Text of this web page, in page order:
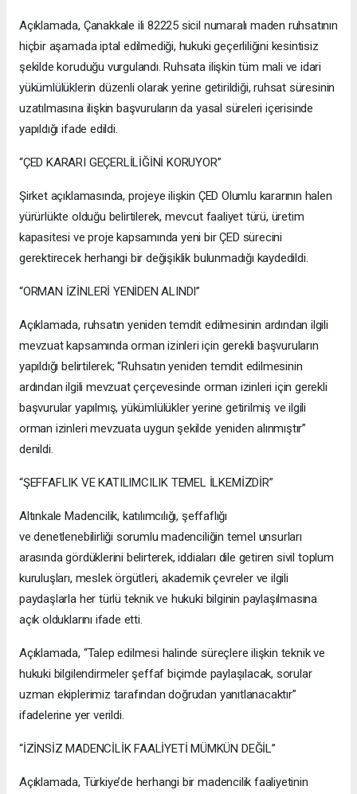
Açıklamada, Çanakkale ili 82225 sicil numaralı maden ruhsatının
hiçbir aşamada iptal edilmediği, hukuki geçerliliğini kesintisiz
şekilde koruduğu vurgulandı. Ruhsata ilişkin tüm mali ve idari
yükümlülüklerin düzenli olarak yerine getirildiği, ruhsat süresinin
uzatılmasına ilişkin başvuruların da yasal süreleri içerisinde
yapıldığı ifade edildi.
“ÇED KARARI GEÇERLİLİĞİNİ KORUYOR”
Şirket açıklamasında, projeye ilişkin ÇED Olumlu kararının halen
yürürlükte olduğu belirtilerek, mevcut faaliyet türü, üretim
kapasitesi ve proje kapsamında yeni bir ÇED sürecini
gerektirecek herhangi bir değişiklik bulunmadığı kaydedildi.
“ORMAN İZİNLERİ YENİDEN ALINDI”
Açıklamada, ruhsatın yeniden temdit edilmesinin ardından ilgili
mevzuat kapsamında orman izinleri için gerekli başvuruların
yapıldığı belirtilerek; “Ruhsatın yeniden temdit edilmesinin
ardından ilgili mevzuat çerçevesinde orman izinleri için gerekli
başvurular yapılmış, yükümlülükler yerine getirilmiş ve ilgili
orman izinleri mevzuata uygun şekilde yeniden alınmıştır”
denildi.
“ŞEFFAFLIK VE KATILIMCILIK TEMEL İLKEMİZDİR”
Altınkale Madencilik, katılımcılığı, şeffaflığı
ve denetlenebilirliği sorumlu madenciliğin temel unsurları
arasında gördüklerini belirterek, iddiaları dile getiren sivil toplum
kuruluşları, meslek örgütleri, akademik çevreler ve ilgili
paydaşlarla her türlü teknik ve hukuki bilginin paylaşılmasına
açık olduklarını ifade etti.
Açıklamada, “Talep edilmesi halinde süreçlere ilişkin teknik ve
hukuki bilgilendirmeler şeffaf biçimde paylaşılacak, sorular
uzman ekiplerimiz tarafından doğrudan yanıtlanacaktır”
ifadelerine yer verildi.
“İZİNSİZ MADENCİLİK FAALİYETİ MÜMKÜN DEĞİL”
Açıklamada, Türkiye’de herhangi bir madencilik faaliyetinin